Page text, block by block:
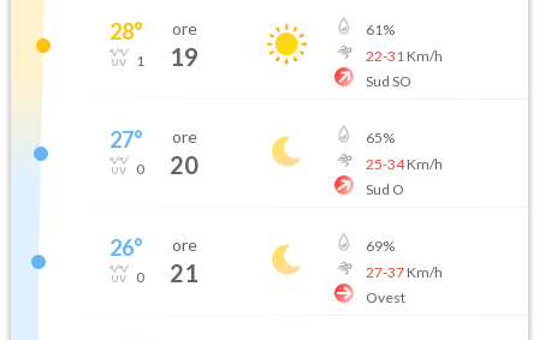
28°
1
ore
19
61%
22-31 Km/h
Sud SO
27°
0
ore
20
65%
25-34Km/h
Sud O
26°
0
ore
21
69%
27-37Km/h
Ovest